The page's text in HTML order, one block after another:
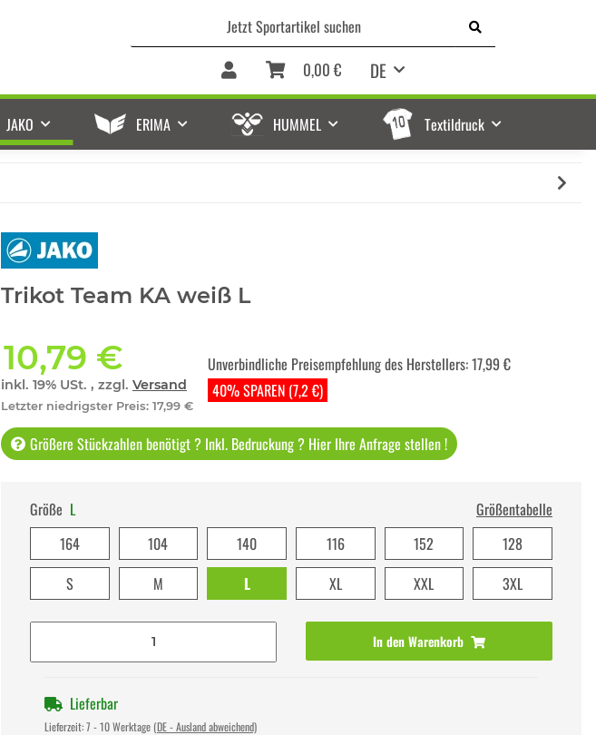
DE
0,00 €
JAKO ERIMA HUMMEL Textildruck
Trikot Team KA weiß L
10,79 €
inkl. 19% USt. , zzgl. Versand
Letzter niedrigster Preis: 17,99 €
40% SPAREN (7,2 €)
Unverbindliche Preisempfehlung des Herstellers:17,99 €
Größere Stückzahlen benötigt ? Inkl. Bedruckung ? Hier Ihre Anfrage stellen !
Größe L
Größentabelle
164
104 140 116 152
128
S
M L XL XXL 3XL
In den Warenkorb
Lieferbar
Lieferzeit:7 - 10 Werktage (DE - Ausland abweichend)